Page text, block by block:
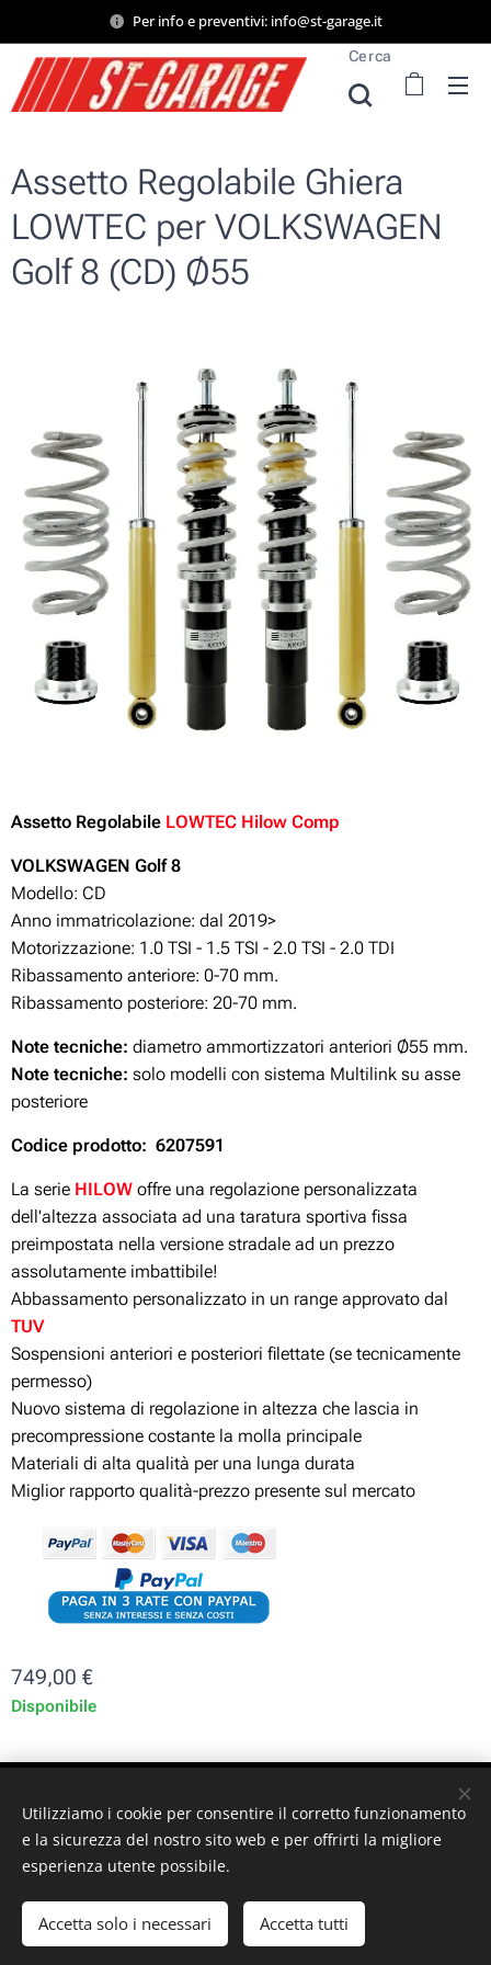
Per info e preventivi: info@st-garage.it
Cerca
Assetto Regolabile Ghiera
LOWTEC per VOLKSWAGEN
Golf 8 (CD) Ø55
Assetto Regolabile LOWTEC Hilow Comp
VOLKSWAGEN Golf 8
Modello: CD
Anno immatricolazione: dal 2019>
Motorizzazione: 1.0 TSI - 1.5 TSI - 2.0 TSI - 2.0 TDI
Ribassamento anteriore: 0-70 mm.
Ribassamento posteriore: 20-70 mm.
Note tecniche: diametro ammortizzatori anteriori Ø55 mm.
Note tecniche: solo modelli con sistema Multilink su asse
posteriore
Codice prodotto: 6207591
La serie HILOW offre una regolazione personalizzata
dell'altezza associata ad una taratura sportiva fissa
preimpostata nella versione stradale ad un prezzo
assolutamente imbattibile!
Abbassamento personalizzato in un range approvato dal
TUV
Sospensioni anteriori e posteriori filettate (se tecnicamente
permesso)
Nuovo sistema di regolazione in altezza che lascia in
precompressione costante la molla principale
Materiali di alta qualità per una lunga durata
Miglior rapporto qualità-prezzo presente sul mercato
749,00 €
Disponibile
10128 - Torino (TO) - P. iva: 10161030019
© 2024 ST-GARAGE All Rights Reserved
Cookies
Utilizziamo i cookie per consentire il corretto funzionamento
e la sicurezza del nostro sito web e per offrirti la migliore
esperienza utente possibile.
Accetta solo i necessari Accetta tutti